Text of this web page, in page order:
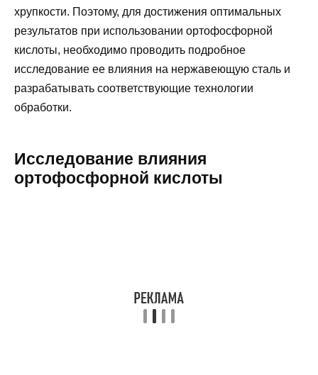
хрупкости. Поэтому, для достижения оптимальных
результатов при использовании ортофосфорной
кислоты, необходимо проводить подробное
исследование ее влияния на нержавеющую сталь и
разрабатывать соответствующие технологии
обработки.
Исследование влияния
ортофосфорной кислоты